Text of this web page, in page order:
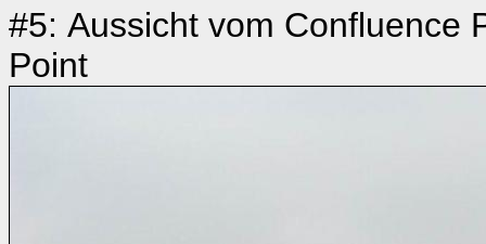
#5: Aussicht vom Confluence
Point